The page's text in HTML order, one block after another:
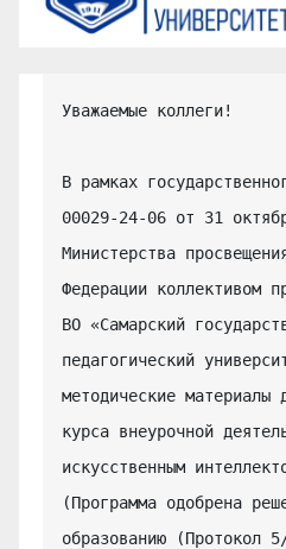
Уважаемые коллеги!
В рамках
00029-24-06 от 31
Министерства
Федерации коллективом
ВО «Самарский
педагогический
методические материалы
курса внеурочной
искусственным
(Программа одобрена
образованию (Протокол